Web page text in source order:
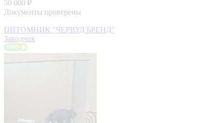
50 000 ₽
Документы проверены
ПИТОМНИК "ЧЕРВУД БРЕНД"
Заводчик